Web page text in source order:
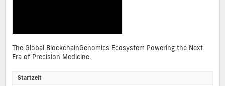
The Global BlockchainGenomics Ecosystem Powering the Next
Era of Precision Medicine.
Startzeit